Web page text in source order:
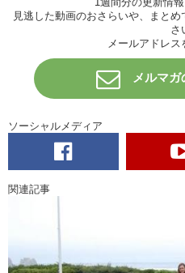
見逃した動画のおさらいや、まと
さ
メールアドレス
メルマ
ソーシャルメディア
関連記事